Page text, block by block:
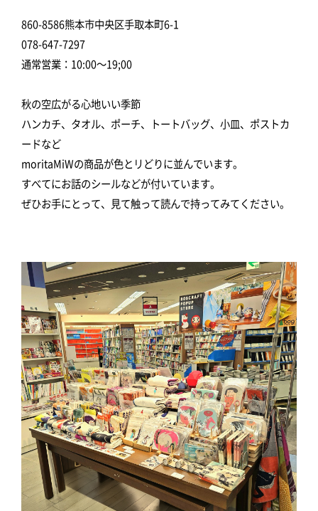
860-8586熊本市中央区手取本町6-1
078-647-7297
通常営業：10:00～19;00
秋の空広がる心地いい季節
ハンカチ、タオル、ポーチ、トートバッグ、小皿、ポストカ
ードなど
moritaMiWの商品が色とリどりに並んでいます。
すべてにお話のシールなどが付いています。
ぜひお手にとって、見て触って読んで持ってみてください。